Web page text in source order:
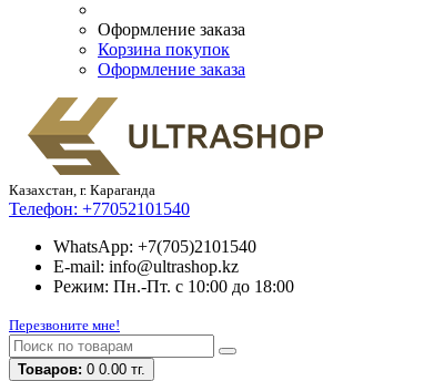
Оформление заказа
Корзина покупок
Оформление заказа
Казахстан, г. Караганда
Телефон: +77052101540
WhatsApp: +7(705)2101540
E-mail: info@ultrashop.kz
Режим: Пн.-Пт. с 10:00 до 18:00
Перезвоните мне!
Товаров: 0 0.00 тг.